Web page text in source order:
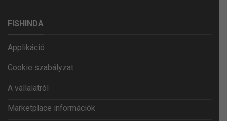
FISHINDA
Applikáció
Cookie szabályzat
A vállalatról
Marketplace információk